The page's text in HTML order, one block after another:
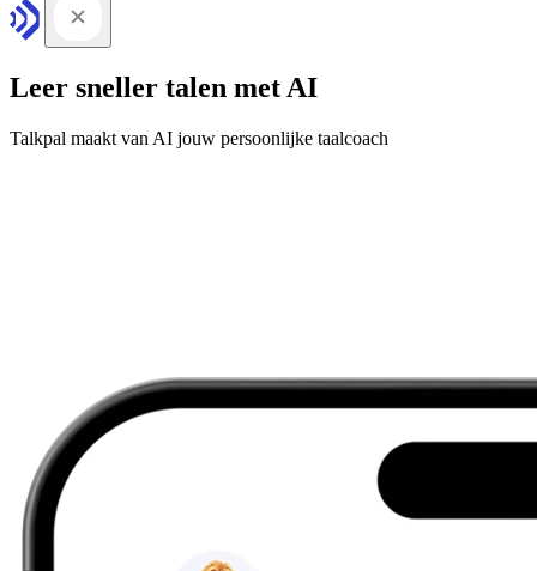
Leer sneller talen met AI
Talkpal maakt van AI jouw persoonlijke taalcoach